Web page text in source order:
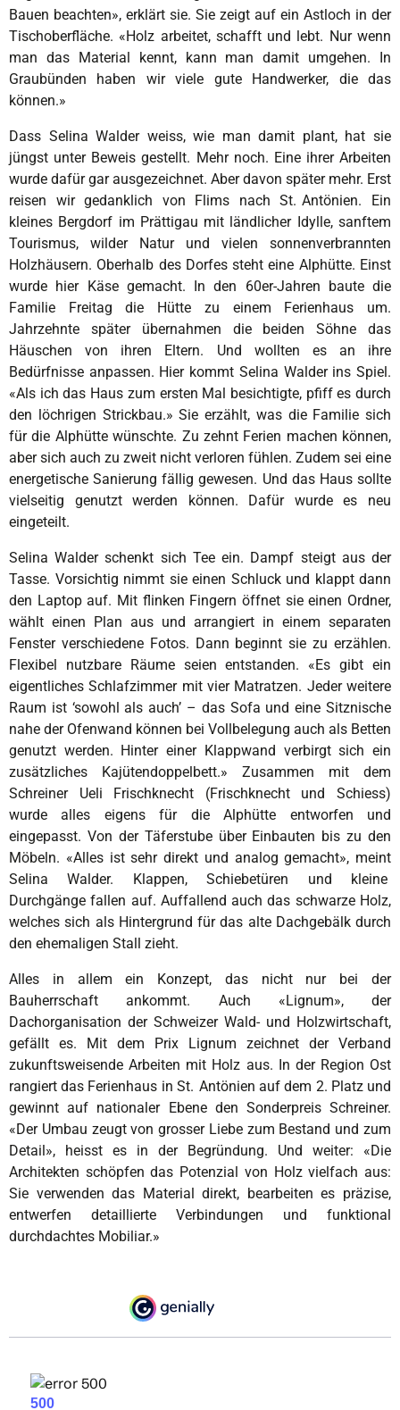
Bauen beachten», erklärt sie. Sie zeigt auf ein Astloch in der
Tischoberfläche. «Holz arbeitet, schafft und lebt. Nur wenn
man das Material kennt, kann man damit umgehen. In
Graubünden haben wir viele gute Handwerker, die das
können.»
Dass Selina Walder weiss, wie man damit plant, hat sie
jüngst unter Beweis gestellt. Mehr noch. Eine ihrer Arbeiten
wurde dafür gar ausgezeichnet. Aber davon später mehr. Erst
reisen wir gedanklich von Flims nach St. Antönien. Ein
kleines Bergdorf im Prättigau mit ländlicher Idylle, sanftem
Tourismus, wilder Natur und vielen sonnenverbrannten
Holzhäusern. Oberhalb des Dorfes steht eine Alphütte. Einst
wurde hier Käse gemacht. In den 60er-Jahren baute die
Familie Freitag die Hütte zu einem Ferienhaus um.
Jahrzehnte später übernahmen die beiden Söhne das
Häuschen von ihren Eltern. Und wollten es an ihre
Bedürfnisse anpassen. Hier kommt Selina Walder ins Spiel.
«Als ich das Haus zum ersten Mal besichtigte, pfiff es durch
den löchrigen Strickbau.» Sie erzählt, was die Familie sich
für die Alphütte wünschte. Zu zehnt Ferien machen können,
aber sich auch zu zweit nicht verloren fühlen. Zudem sei eine
energetische Sanierung fällig gewesen. Und das Haus sollte
vielseitig genutzt werden können. Dafür wurde es neu
eingeteilt.
Selina Walder schenkt sich Tee ein. Dampf steigt aus der
Tasse. Vorsichtig nimmt sie einen Schluck und klappt dann
den Laptop auf. Mit flinken Fingern öffnet sie einen Ordner,
wählt einen Plan aus und arrangiert in einem separaten
Fenster verschiedene Fotos. Dann beginnt sie zu erzählen.
Flexibel nutzbare Räume seien entstanden. «Es gibt ein
eigentliches Schlafzimmer mit vier Matratzen. Jeder weitere
Raum ist ‘sowohl als auch’ – das Sofa und eine Sitznische
nahe der Ofenwand können bei Vollbelegung auch als Betten
genutzt werden. Hinter einer Klappwand verbirgt sich ein
zusätzliches Kajütendoppelbett.» Zusammen mit dem
Schreiner Ueli Frischknecht (Frischknecht und Schiess)
wurde alles eigens für die Alphütte entworfen und
eingepasst. Von der Täferstube über Einbauten bis zu den
Möbeln. «Alles ist sehr direkt und analog gemacht», meint
Selina Walder. Klappen, Schiebetüren und kleine
Durchgänge fallen auf. Auffallend auch das schwarze Holz,
welches sich als Hintergrund für das alte Dachgebälk durch
den ehemaligen Stall zieht.
Alles in allem ein Konzept, das nicht nur bei der
Bauherrschaft ankommt. Auch «Lignum», der
Dachorganisation der Schweizer Wald- und Holzwirtschaft,
gefällt es. Mit dem Prix Lignum zeichnet der Verband
zukunftsweisende Arbeiten mit Holz aus. In der Region Ost
rangiert das Ferienhaus in St. Antönien auf dem 2. Platz und
gewinnt auf nationaler Ebene den Sonderpreis Schreiner.
«Der Umbau zeugt von grosser Liebe zum Bestand und zum
Detail», heisst es in der Begründung. Und weiter: «Die
Architekten schöpfen das Potenzial von Holz vielfach aus:
Sie verwenden das Material direkt, bearbeiten es präzise,
entwerfen detaillierte Verbindungen und funktional
durchdachtes Mobiliar.»